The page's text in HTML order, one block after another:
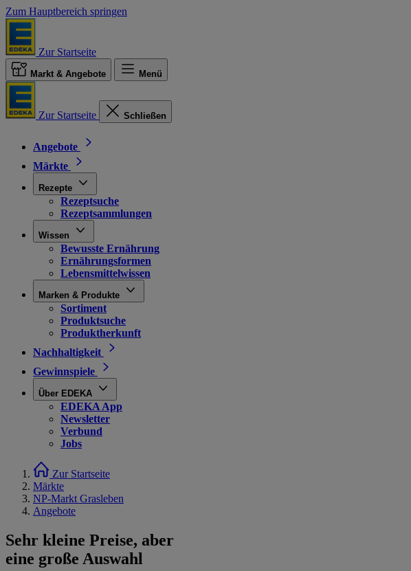
Zum Hauptbereich springen
Zur Startseite
Markt & Angebote Menü
Zur Startseite Schließen
Angebote
Märkte
Rezepte
Rezeptsuche
Rezeptsammlungen
Wissen
Bewusste Ernährung
Ernährungsformen
Lebensmittelwissen
Marken & Produkte
Sortiment
Produktsuche
Produktherkunft
Nachhaltigkeit
Gewinnspiele
Über EDEKA
EDEKA App
Newsletter
Verbund
Jobs
Zur Startseite
Märkte
NP-Markt Grasleben
Angebote
Sehr kleine Preise, aber
eine große Auswahl